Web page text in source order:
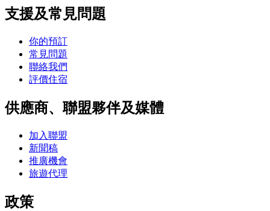
支援及常見問題
你的預訂
常見問題
聯絡我們
評價住宿
供應商、聯盟夥伴及媒體
加入聯盟
新聞稿
推廣機會
旅遊代理
政策